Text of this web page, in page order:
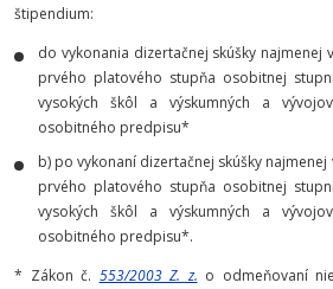
štipendium:
do vykonania dizertačnej skúšky najmenej
prvého platového stupňa osobitnej
vysokých škôl a výskumných a
osobitného predpisu*
b) po vykonaní dizertačnej skúšky
prvého platového stupňa osobitnej
vysokých škôl a výskumných a
osobitného predpisu*.
* Zákon č. 553/2003 Z. z. o odmeňovaní